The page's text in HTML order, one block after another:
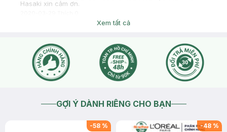
Hasaki xin cảm ơn.
Xem tất cả
GỢI Ý DÀNH RIÊNG CHO BẠN
-58 % -48 %